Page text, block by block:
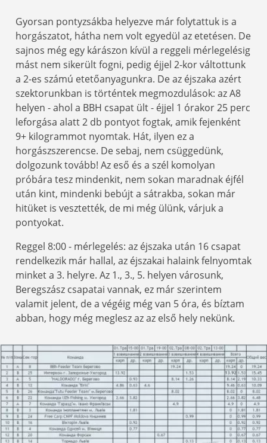
Gyorsan pontyzsákba helyezve már folytattuk is a
horgászatot, hátha nem volt egyedül az etetésen. De
sajnos még egy kárászon kívül a reggeli mérlegelésig
mást nem sikerült fogni, pedig éjjel 2-kor váltottunk
a 2-es számú etetőanyagunkra. De az éjszaka azért
szektorunkban is történtek megmozdulások: az A8
helyen - ahol a BBH csapat ült - éjjel 1 órakor 25 perc
leforgása alatt 2 db pontyot fogtak, amik fejenként
9+ kilogrammot nyomtak. Hát, ilyen ez a
horgászszerencse. De sebaj, nem csüggedünk,
dolgozunk tovább! Az eső és a szél komolyan
próbára tesz mindenkit, nem sokan maradnak éjfél
után kint, mindenki bebújt a sátrakba, sokan már
hitüket is vesztették, de mi még ülünk, várjuk a
pontyokat.
Reggel 8:00 - mérlegelés: az éjszaka után 16 csapat
rendelkezik már hallal, az éjszakai halaink felnyomtak
minket a 3. helyre. Az 1., 3., 5. helyen városunk,
Beregszász csapatai vannak, ez már szerintem
valamit jelent, de a végéig még van 5 óra, és bíztam
abban, hogy még meglesz az az első hely nekünk.